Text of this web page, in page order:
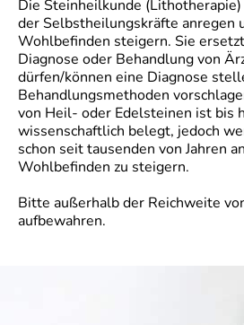
Die Steinheilkunde
der Selbstheilungskräfte anregen
Wohlbefinden steigern. Sie
Diagnose oder Behandlung von
dürfen/können eine Diagnose
Behandlungsmethoden
von Heil- oder Edelsteinen ist bis
wissenschaftlich belegt, jedoch
schon seit tausenden von Jahren
Wohlbefinden zu steigern.
Bitte außerhalb der Reichweite
aufbewahren.